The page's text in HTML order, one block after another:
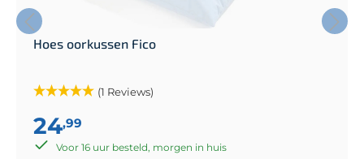
Hoes oorkussen Fico
(1 Reviews)
24,99
Voor 16 uur besteld, morgen in huis